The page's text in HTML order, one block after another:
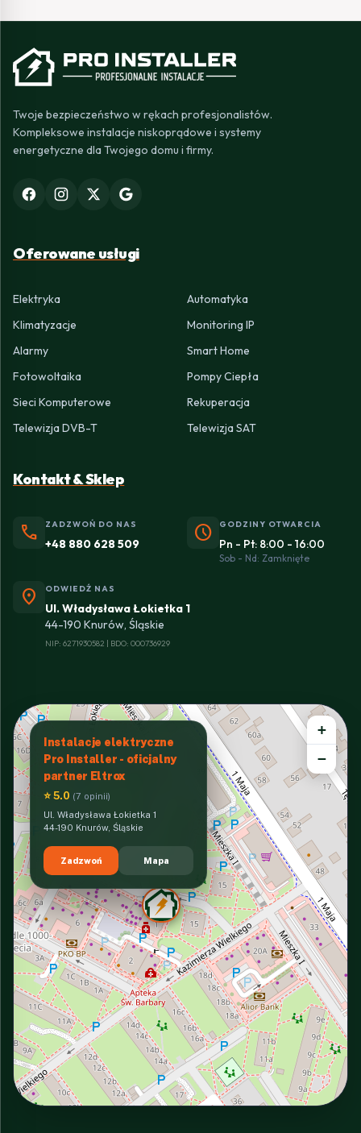
Twoje bezpieczeństwo w rękach profesjonalistów.
Kompleksowe instalacje niskoprądowe i systemy
energetyczne dla Twojego domu i firmy.
Oferowane usługi
Elektryka
Automatyka
Klimatyzacje
Monitoring IP
Alarmy
Smart Home
Fotowoltaika
Pompy Ciepła
Sieci Komputerowe
Rekuperacja
Telewizja DVB-T
Telewizja SAT
Kontakt & Sklep
phone ZADZWOŃ DO NAS
+48 880 628 509 schedule GODZINY OTWARCIA
Pn - Pt: 8:00 - 16:00
Sob - Nd: Zamknięte
location_on ODWIEDŹ NAS
Ul. Władysława Łokietka 1
44-190 Knurów, Śląskie
NIP: 6271930582 | BDO: 000736929
Instalacje elektryczne
Pro Installer - oficjalny
partner Eltrox
⭐ 5.0 (7 opinii)
Ul. Władysława Łokietka 1
44-190 Knurów, Śląskie
Zadzwoń Mapa
+
−
INTERACTIVE VIEW